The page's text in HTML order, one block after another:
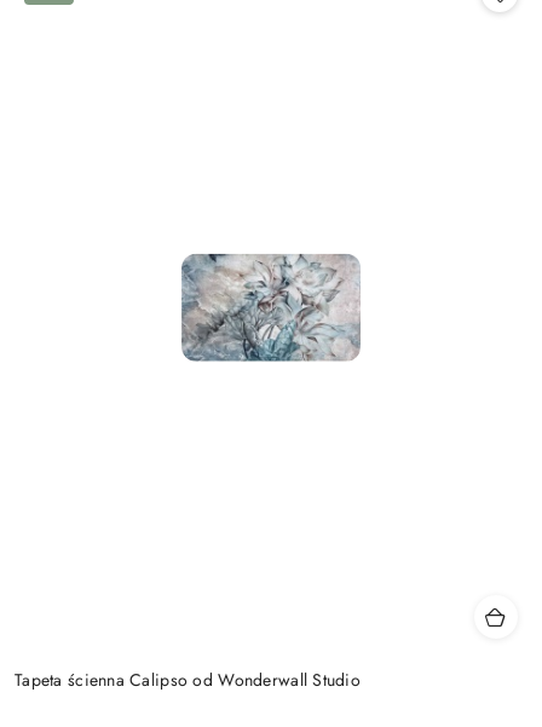
Tapeta ścienna Calipso od Wonderwall Studio